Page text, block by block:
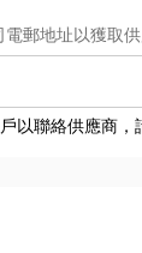
電郵地址以獲取
以聯絡供應商，